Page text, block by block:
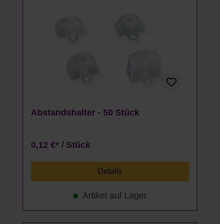
Abstandshalter - 50 Stück
0,12 €* / Stück
Details
Artikel auf Lager